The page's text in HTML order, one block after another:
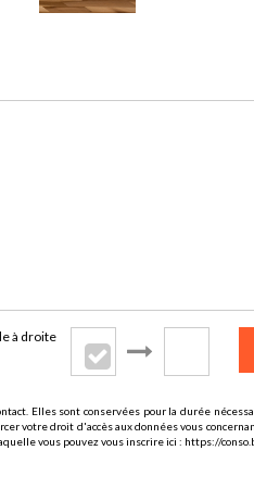
à droite
Elles sont conservées pour la durée
votre droit d'accès aux données vous
vous pouvez vous inscrire ici : https://